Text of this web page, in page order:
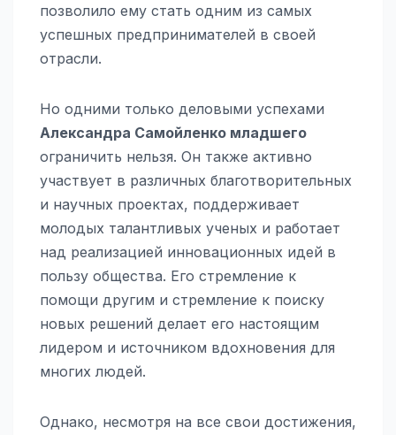
позволило ему стать одним из самых
успешных предпринимателей в своей
отрасли.
Но одними только деловыми успехами
Александра Самойленко младшего
ограничить нельзя. Он также активно
участвует в различных благотворительных
и научных проектах, поддерживает
молодых талантливых ученых и работает
над реализацией инновационных идей в
пользу общества. Его стремление к
помощи другим и стремление к поиску
новых решений делает его настоящим
лидером и источником вдохновения для
многих людей.
Однако, несмотря на все свои достижения,